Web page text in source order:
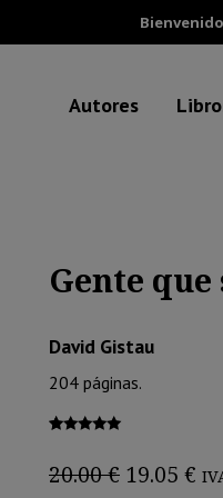
Autores
Gente que
David Gistau
204 páginas.
5 en base a
20.00€ El
19.05 € El